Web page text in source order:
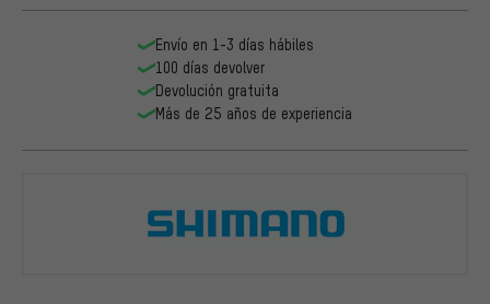
Envío en 1-3 días hábiles
100 días devolver
Devolución gratuita
Más de 25 años de experiencia
Shimano